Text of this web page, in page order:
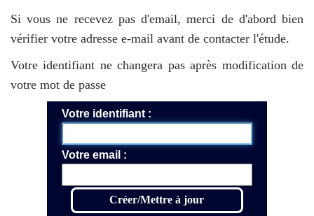
Si vous ne recevez pas d'email, merci de d'abord bien
vérifier votre adresse e-mail avant de contacter l'étude.
Votre identifiant ne changera pas après modification de
votre mot de passe
Votre identifiant
Votre email